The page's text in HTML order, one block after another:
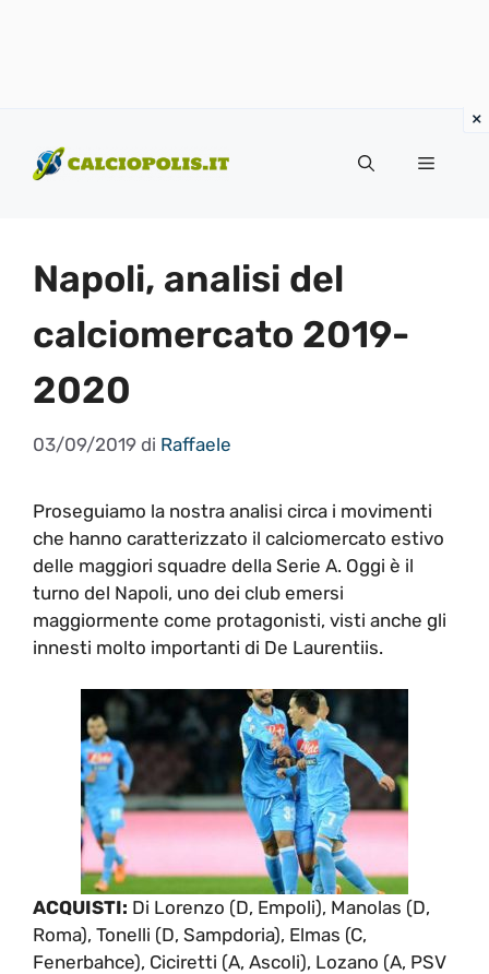
contenuto
Menu
Napoli, analisi del
calciomercato 2019-
2020
03/09/2019 di Raffaele
Proseguiamo la nostra analisi circa i movimenti
che hanno caratterizzato il calciomercato estivo
delle maggiori squadre della Serie A. Oggi è il
turno del Napoli, uno dei club emersi
maggiormente come protagonisti, visti anche gli
innesti molto importanti di De Laurentiis.
ACQUISTI: Di Lorenzo (D, Empoli), Manolas (D,
Roma), Tonelli (D, Sampdoria), Elmas (C,
Fenerbahce), Ciciretti (A, Ascoli), Lozano (A, PSV